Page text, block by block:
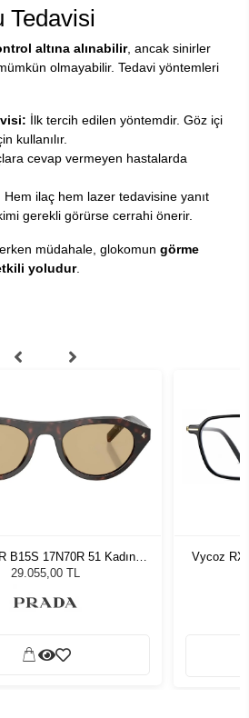
Tedavisi
altına alınabilir, ancak sinirler
olmayabilir. Tedavi yöntemleri
İlk tercih edilen yöntemdir. Göz içi
kullanılır.
cevap vermeyen hastalarda
Hem ilaç hem lazer tedavisine yanıt
gerekli görürse cerrahi önerir.
müdahale, glokomun görme
yoludur.
B15S 17N70R 51 Kadın
Güneş Gözlüğü
29.055,00 TL
Vycoz RX